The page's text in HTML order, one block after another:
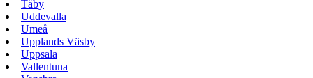
Täby
Uddevalla
Umeå
Upplands Väsby
Uppsala
Vallentuna